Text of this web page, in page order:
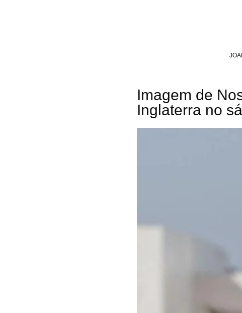
Imagem de
Inglaterra no